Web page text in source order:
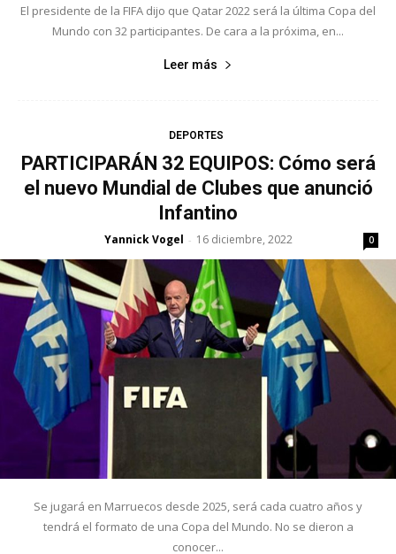
El presidente de la FIFA dijo que Qatar 2022 será la última Copa del
Mundo con 32 participantes. De cara a la próxima, en...
Leer más
DEPORTES
PARTICIPARÁN 32 EQUIPOS: Cómo será
el nuevo Mundial de Clubes que anunció
Infantino
Yannick Vogel - 16 diciembre, 2022 0
Se jugará en Marruecos desde 2025, será cada cuatro años y
tendrá el formato de una Copa del Mundo. No se dieron a
conocer...